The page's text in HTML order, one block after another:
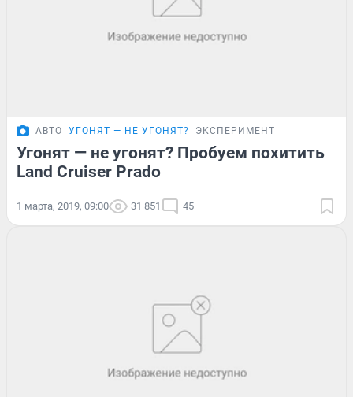
АВТО УГОНЯТ — НЕ УГОНЯТ? ЭКСПЕРИМЕНТ
Угонят — не угонят? Пробуем похитить
Land Cruiser Prado
1 марта, 2019, 09:00 31 851 45